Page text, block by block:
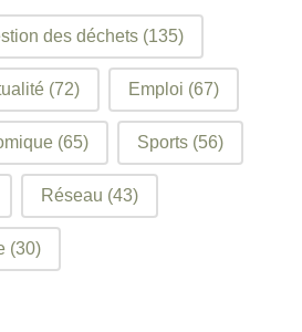
des déchets (135)
(72) Emploi (67)
(65) Sports (56)
Réseau (43)
(30)